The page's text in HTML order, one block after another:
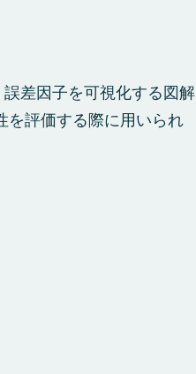
差因子を可視化する図解
を評価する際に用いられ